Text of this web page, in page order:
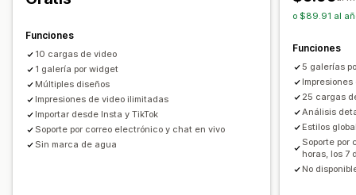
Seguimiento de interacción
Funciones
10 cargas de video
1 galería por widget
Múltiples diseños
Impresiones de video ilimitadas
Importar desde Insta y TikTok
Soporte por correo electrónico y chat en vivo
Sin marca de agua
o $89.91 al
Funciones
5 galerías
25 cargas
Análisis
Estilos
Soporte por
horas, los 7
No